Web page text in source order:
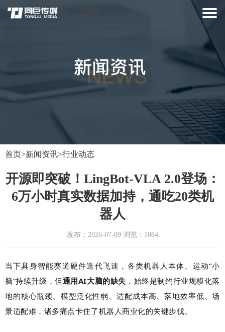
首页>新闻资讯>行业动态
开源即突破！LingBot-VLA 2.0登场：
6万小时真实数据加持，通吃20类机
器人
发布：2026-07-09 浏览：1084
当下具身智能赛道硬件迭代飞速，各类机器人本体、运动“小
脑”持续升级，但通用AI大脑的缺失 ，始终是制约行业规模化落
地的核心瓶颈。模型泛化性弱、适配成本高、落地效率低、场
景适配难，诸多痛点卡住了机器人商业化的关键步伐。